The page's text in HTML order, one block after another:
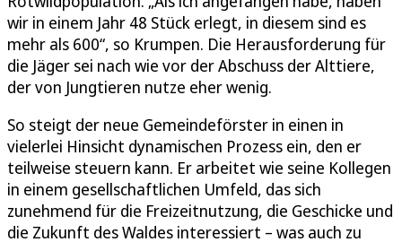
wir in einem Jahr 48 Stück erlegt, in diesem sind es
mehr als 600“, so Krumpen. Die Herausforderung für
die Jäger sei nach wie vor der Abschuss der Alttiere,
der von Jungtieren nutze eher wenig.
So steigt der neue Gemeindeförster in einen in
vielerlei Hinsicht dynamischen Prozess ein, den er
teilweise steuern kann. Er arbeitet wie seine Kollegen
in einem gesellschaftlichen Umfeld, das sich
zunehmend für die Freizeitnutzung, die Geschicke und
die Zukunft des Waldes interessiert – was auch zu